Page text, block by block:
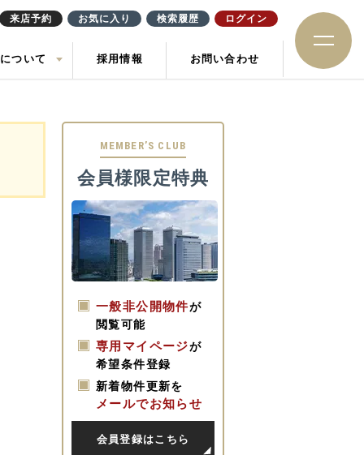
ついて 採用情報 お問い合わせ
MEMBER’S CLUB
会員様限定特典
一般非公開物件が
閲覧可能
専用マイページが
希望条件登録
新着物件更新を
メールでお知らせ
会員登録はこちら
来店予約 お気に入り 検索履歴 ログイン